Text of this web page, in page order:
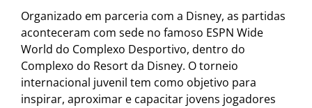
Organizado em parceria com a Disney, as partidas
aconteceram com sede no famoso ESPN Wide
World do Complexo Desportivo, dentro do
Complexo do Resort da Disney. O torneio
internacional juvenil tem como objetivo para
inspirar, aproximar e capacitar jovens jogadores